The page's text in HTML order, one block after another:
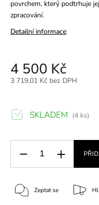
povrchem, který podtrhuje
zpracování.
Detailní informace
4 500 Kč
3 719,01 Kč bez DPH
SKLADEM (4 ks)
Zeptat se